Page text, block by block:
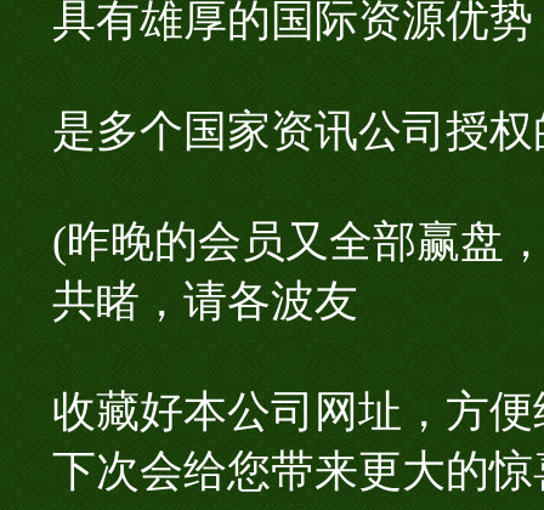
具有雄厚的国际资源优势
是多个国家资讯公司授
(昨晚的会员又全部赢盘
共睹，请各波友
收藏好本公司网址，方
下次会给您带来更大的惊